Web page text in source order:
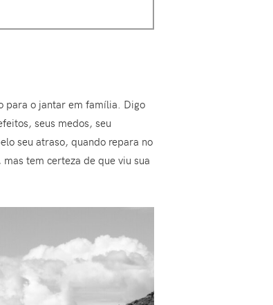
para o jantar em família. Digo
seus medos, seu
seu atraso, quando repara no
tem certeza de que viu sua